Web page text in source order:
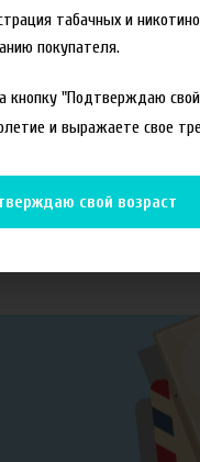
табачных и
покупателя.
кнопку "Подтверждаю
и выражаете свое
свой возраст